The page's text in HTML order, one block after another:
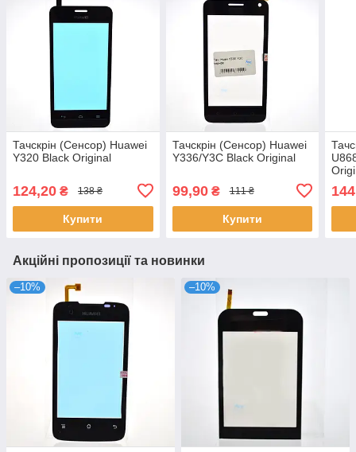
Тачскрін (Сенсор) Huawei
Y320 Black Original
124,20 ₴ 138 ₴
Купити
Тачскрін (Сенсор) Huawei
Y336/Y3C Black Original
99,90₴ 111 ₴
Купити
Акційні пропозиції та новинки
–10% –10%